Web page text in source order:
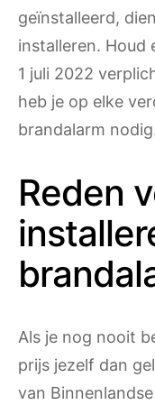
geïnstalleerd,
installeren. Houd
1 juli 2022
heb je op elke
brandalarm
Reden
Als je nog nooit
prijs jezelf dan
van